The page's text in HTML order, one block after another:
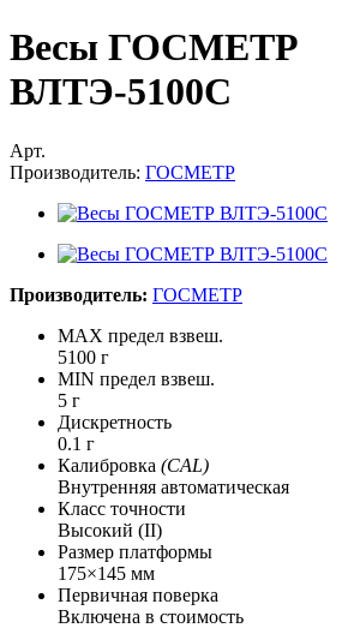
Весы ГОСМЕТР
ВЛТЭ-5100С
Арт.
Производитель: ГОСМЕТР
Производитель: ГОСМЕТР
MAX предел взвеш.
5100 г
MIN предел взвеш.
5 г
Дискретность
0.1 г
Калибровка (CAL)
Внутренняя автоматическая
Класс точности
Высокий (II)
Размер платформы
175×145 мм
Первичная поверка
Включена в стоимость